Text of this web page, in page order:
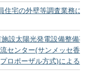
住宅の外壁等調査業務に
設太陽光発電設備整備
センター(サンメッセ香
ロポーザル方式)による